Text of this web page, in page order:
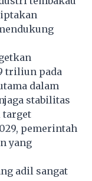
triliun pada
dalam
stabilitas
target
pemerintah
yang
adil sangat